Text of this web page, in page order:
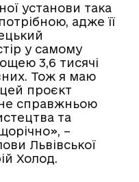
установи така
адже її
у самому
3,6 тисячі
Тож я маю
проєкт
справжньою
та
–
Львівської
Холод.